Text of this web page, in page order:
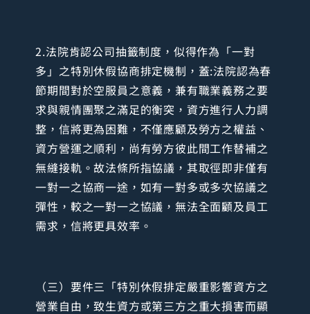
2.法院肯認公司抽籤制度，似得作為「一對
多」之特別休假協商排定機制，蓋:法院認為春
節期間對於空服員之意義，兼有職業義務之要
求與親情團聚之滿足的衡突，資方進行人力調
整，信將更為困難，不僅應顧及勞方之權益、
資方營運之順利，尚有勞方彼此間工作替補之
無縫接軌。故法條所指協議，其取徑即非僅有
一對一之協商一途，如有一對多或多次協議之
彈性，較之一對一之協議，無法全面顧及員工
需求，信將更具效率。
（三）要件三「特別休假排定嚴重影響資方之
營業自由，致生資方或第三方之重大損害而顯